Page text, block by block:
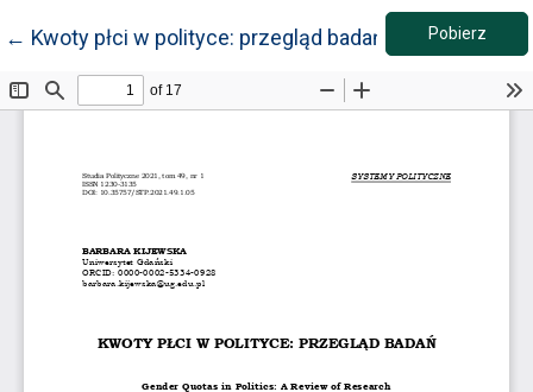
← Wróć do szczegółów artykułu
Kwoty płci w polityce: przegląd badań Pobierz